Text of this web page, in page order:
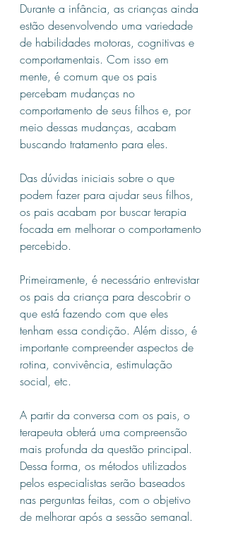
Durante a infância, as crianças ainda
estão desenvolvendo uma variedade
de habilidades motoras, cognitivas e
comportamentais. Com isso em
mente, é comum que os pais
percebam mudanças no
comportamento de seus filhos e, por
meio dessas mudanças, acabam
buscando tratamento para eles.
Das dúvidas iniciais sobre o que
podem fazer para ajudar seus filhos,
os pais acabam por buscar terapia
focada em melhorar o comportamento
percebido.
Primeiramente, é necessário entrevistar
os pais da criança para descobrir o
que está fazendo com que eles
tenham essa condição. Além disso, é
importante compreender aspectos de
rotina, convivência, estimulação
social, etc.
A partir da conversa com os pais, o
terapeuta obterá uma compreensão
mais profunda da questão principal.
Dessa forma, os métodos utilizados
pelos especialistas serão baseados
nas perguntas feitas, com o objetivo
de melhorar após a sessão semanal.